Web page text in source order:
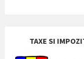
TAXE SI